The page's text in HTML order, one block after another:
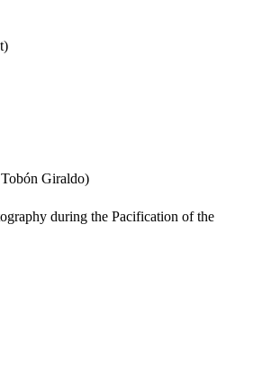
Giraldo)
during the Pacification of the